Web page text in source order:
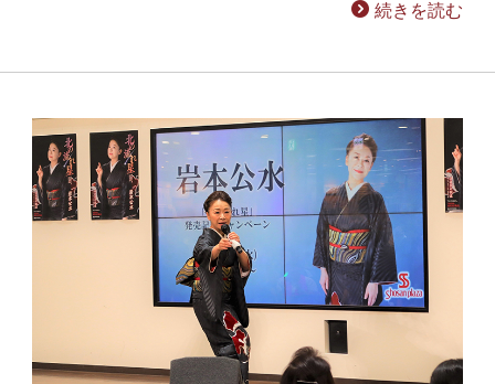
続きを読む